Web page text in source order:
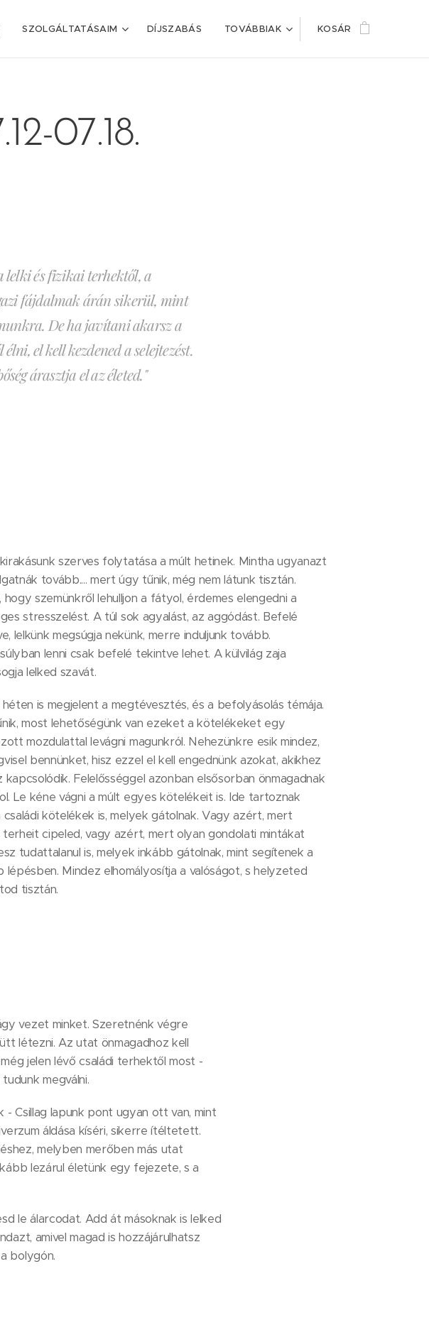
SZOLGÁLTATÁSAIM DÍJSZABÁS TOVÁBBIAK KOSÁR
07.18.
lelki és fizikai terhektől, a
fájdalmak árán sikerül, mint
De ha javítani akarsz a
el kell kezdened a selejtezést.
árasztja el az életed."
szerves folytatása a múlt hetinek. Mintha ugyanazt
tovább.... mert úgy tűnik, még nem látunk tisztán.
hogy szemünkről lehulljon a fátyol, érdemes elengedni a
stresszelést. A túl sok agyalást, az aggódást. Befelé
lelkünk megsúgja nekünk, merre induljunk tovább.
lenni csak befelé tekintve lehet. A külvilág zaja
lelked szavát.
is megjelent a megtévesztés, és a befolyásolás témája.
most lehetőségünk van ezeket a kötelékeket egy
mozdulattal levágni magunkról. Nehezünkre esik mindez,
bennünket, hisz ezzel el kell engednünk azokat, akikhez
kapcsolódik. Felelősséggel azonban elsősorban önmagadnak
Le kéne vágni a múlt egyes kötelékeit is. Ide tartoznak
családi kötelékek is, melyek gátolnak. Vagy azért, mert
terheit cipeled, vagy azért, mert olyan gondolati mintákat
tudattalanul is, melyek inkább gátolnak, mint segítenek a
lépésben. Mindez elhomályosítja a valóságot, s helyzeted
tisztán.
vezet minket. Szeretnénk végre
létezni. Az utat önmagadhoz kell
jelen lévő családi terhektől most -
megválni.
- Csillag lapunk pont ugyan ott van, mint
áldása kíséri, sikerre ítéltetett.
melyben merőben más utat
lezárul életünk egy fejezete, s a
le álarcodat. Add át másoknak is lelked
amivel magad is hozzájárulhatsz
bolygón.